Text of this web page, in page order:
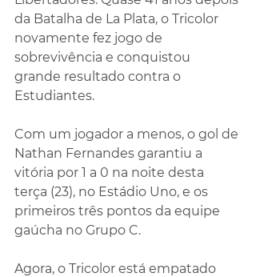
da Batalha de La Plata, o Tricolor
novamente fez jogo de
sobrevivência e conquistou
grande resultado contra o
Estudiantes.
Com um jogador a menos, o gol de
Nathan Fernandes garantiu a
vitória por 1 a 0 na noite desta
terça (23), no Estádio Uno, e os
primeiros três pontos da equipe
gaúcha no Grupo C.
Agora, o Tricolor está empatado